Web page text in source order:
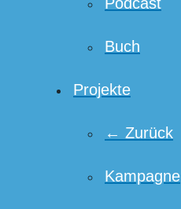
Buch
Projekte
← Zurück
Kampagne